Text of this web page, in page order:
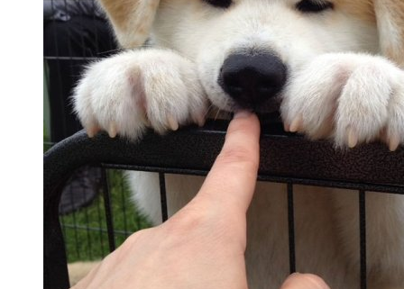
В Николаеве Во Время Задержания
Почувствуйте Себя Звездой: Кайли
Дженнер Дарит Миру Свои Духи COSMIC